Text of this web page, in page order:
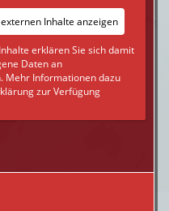
Inhalte anzeigen
erklären Sie sich damit
Daten an
Informationen dazu
zur Verfügung